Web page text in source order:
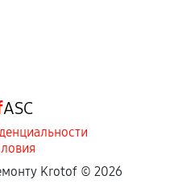
ASC
Krotof © 2026